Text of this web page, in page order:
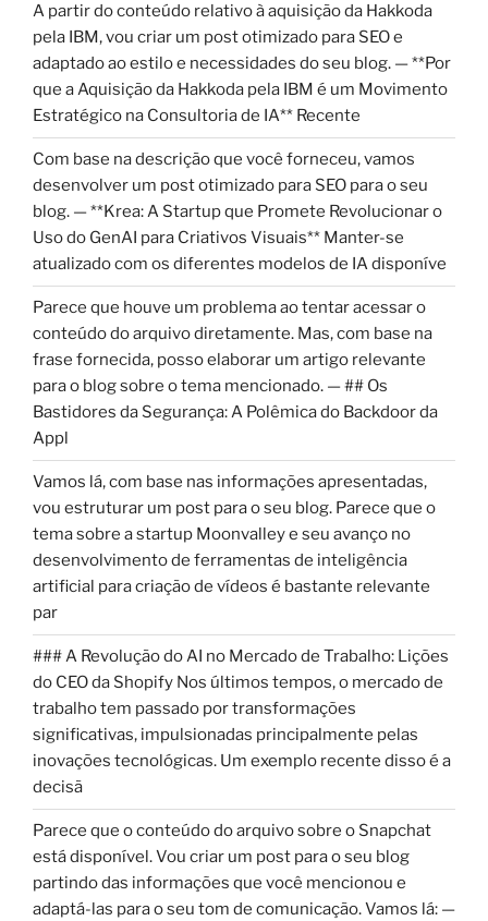
A partir do conteúdo relativo à aquisição da Hakkoda
pela IBM, vou criar um post otimizado para SEO e
adaptado ao estilo e necessidades do seu blog. — **Por
que a Aquisição da Hakkoda pela IBM é um Movimento
Estratégico na Consultoria de IA** Recente
Com base na descrição que você forneceu, vamos
desenvolver um post otimizado para SEO para o seu
blog. — **Krea: A Startup que Promete Revolucionar o
Uso do GenAI para Criativos Visuais** Manter-se
atualizado com os diferentes modelos de IA disponíve
Parece que houve um problema ao tentar acessar o
conteúdo do arquivo diretamente. Mas, com base na
frase fornecida, posso elaborar um artigo relevante
para o blog sobre o tema mencionado. — ## Os
Bastidores da Segurança: A Polêmica do Backdoor da
Appl
Vamos lá, com base nas informações apresentadas,
vou estruturar um post para o seu blog. Parece que o
tema sobre a startup Moonvalley e seu avanço no
desenvolvimento de ferramentas de inteligência
artificial para criação de vídeos é bastante relevante
par
### A Revolução do AI no Mercado de Trabalho: Lições
do CEO da Shopify Nos últimos tempos, o mercado de
trabalho tem passado por transformações
significativas, impulsionadas principalmente pelas
inovações tecnológicas. Um exemplo recente disso é a
decisã
Parece que o conteúdo do arquivo sobre o Snapchat
está disponível. Vou criar um post para o seu blog
partindo das informações que você mencionou e
adaptá-las para o seu tom de comunicação. Vamos lá: —